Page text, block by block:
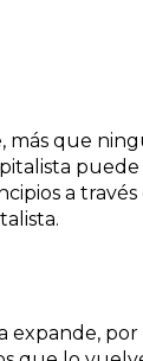
que
a
expande,